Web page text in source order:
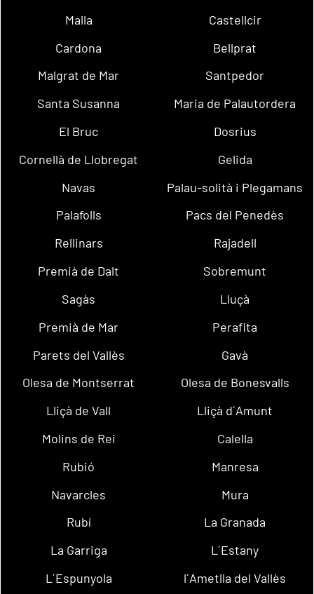
Malla
Castellcir
Cardona
Bellprat
Malgrat de Mar
Santpedor
Santa Susanna
Maria de Palautordera
El Bruc
Dosrius
Cornellà de Llobregat
Gelida
Navas
Palau-solità i Plegamans
Palafolls
Pacs del Penedès
Rellinars
Rajadell
Premià de Dalt
Sobremunt
Sagàs
Lluçà
Premià de Mar
Perafita
Parets del Vallès
Gavà
Olesa de Montserrat
Olesa de Bonesvalls
Lliçà de Vall
Lliçà d´Amunt
Molins de Rei
Calella
Rubió
Manresa
Navarcles
Mura
Rubí
La Granada
La Garriga
L´Estany
L´Espunyola
l´Ametlla del Vallès